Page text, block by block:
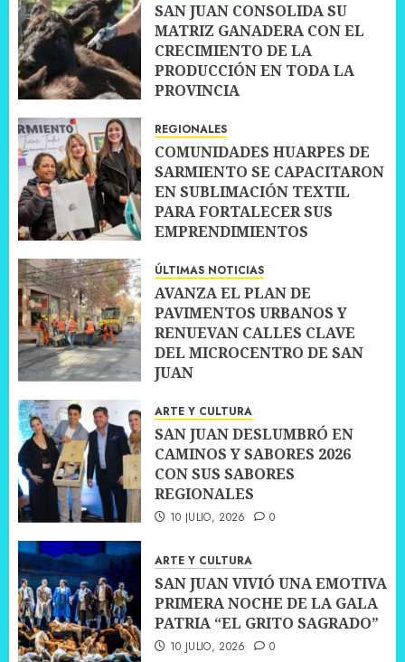
SAN JUAN CONSOLIDA SU
MATRIZ GANADERA CON EL
CRECIMIENTO DE LA
PRODUCCIÓN EN TODA LA
PROVINCIA
REGIONALES
COMUNIDADES HUARPES DE
SARMIENTO SE CAPACITARON
EN SUBLIMACIÓN TEXTIL
PARA FORTALECER SUS
EMPRENDIMIENTOS
ÚLTIMAS NOTICIAS
AVANZA EL PLAN DE
PAVIMENTOS URBANOS Y
RENUEVAN CALLES CLAVE
DEL MICROCENTRO DE SAN
JUAN
ARTE Y CULTURA
SAN JUAN DESLUMBRÓ EN
CAMINOS Y SABORES 2026
CON SUS SABORES
REGIONALES
10 JULIO, 2026 0
ARTE Y CULTURA
SAN JUAN VIVIÓ UNA EMOTIVA
PRIMERA NOCHE DE LA GALA
PATRIA “EL GRITO SAGRADO”
10 JULIO, 2026 0